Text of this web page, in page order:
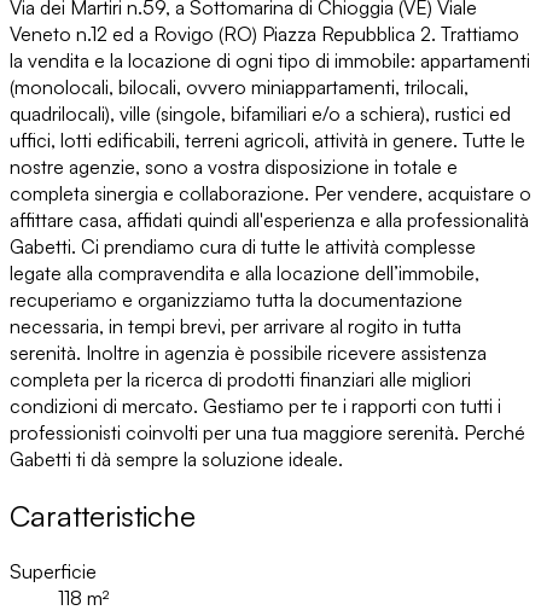
Via dei Martiri n.59, a Sottomarina di Chioggia (VE) Viale
Veneto n.12 ed a Rovigo (RO) Piazza Repubblica 2. Trattiamo
la vendita e la locazione di ogni tipo di immobile: appartamenti
(monolocali, bilocali, ovvero miniappartamenti, trilocali,
quadrilocali), ville (singole, bifamiliari e/o a schiera), rustici ed
uffici, lotti edificabili, terreni agricoli, attività in genere. Tutte le
nostre agenzie, sono a vostra disposizione in totale e
completa sinergia e collaborazione. Per vendere, acquistare o
affittare casa, affidati quindi all'esperienza e alla professionalità
Gabetti. Ci prendiamo cura di tutte le attività complesse
legate alla compravendita e alla locazione dell’immobile,
recuperiamo e organizziamo tutta la documentazione
necessaria, in tempi brevi, per arrivare al rogito in tutta
serenità. Inoltre in agenzia è possibile ricevere assistenza
completa per la ricerca di prodotti finanziari alle migliori
condizioni di mercato. Gestiamo per te i rapporti con tutti i
professionisti coinvolti per una tua maggiore serenità. Perché
Gabetti ti dà sempre la soluzione ideale.
Caratteristiche
Superficie
118 m²